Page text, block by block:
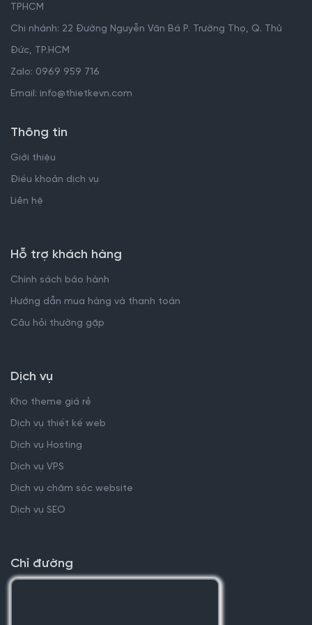
TPHCM
Chi nhánh: 22 Đường Nguyễn Văn Bá P. Trường Thọ, Q. Thủ
Đức, TP.HCM
Zalo: 0969 959 716
Email: info@thietkevn.com
Thông tin
Giới thiệu
Điều khoản dịch vụ
Liên hệ
Hỗ trợ khách hàng
Chính sách bảo hành
Hướng dẫn mua hàng và thanh toán
Câu hỏi thường gặp
Dịch vụ
Kho theme giá rẻ
Dịch vụ thiết kế web
Dịch vụ Hosting
Dịch vụ VPS
Dịch vụ chăm sóc website
Dịch vụ SEO
Chỉ đường